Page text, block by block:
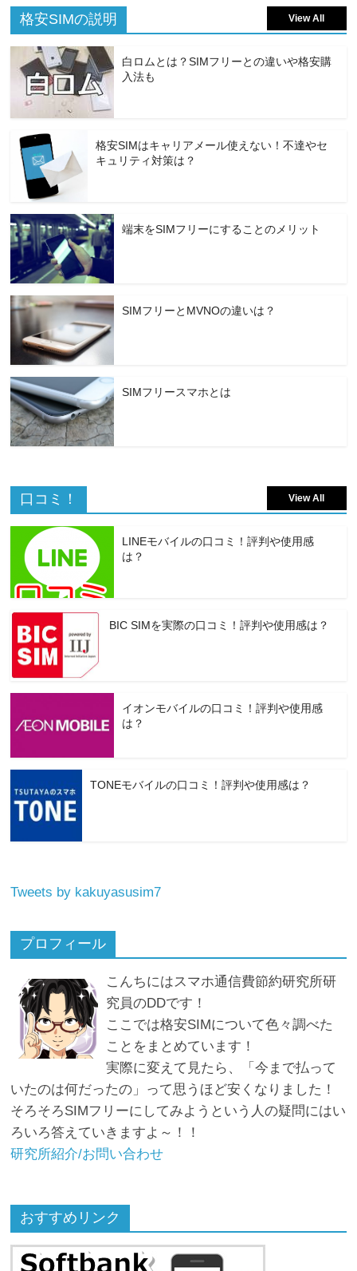
格安SIMの説明 View All
白ロムとは？SIMフリーとの違いや格安購
入法も
格安SIMはキャリアメール使えない！不達やセ
キュリティ対策は？
端末をSIMフリーにすることのメリット
SIMフリーとMVNOの違いは？
SIMフリースマホとは
口コミ！ View All
LINEモバイルの口コミ！評判や使用感
は？
BIC SIMを実際の口コミ！評判や使用感は？
イオンモバイルの口コミ！評判や使用感
は？
TONEモバイルの口コミ！評判や使用感は？
Tweets by kakuyasusim7
プロフィール
こんちにはスマホ通信費節約研究所研
究員のDDです！
ここでは格安SIMについて色々調べた
ことをまとめています！
実際に変えて見たら、「今まで払って
いたのは何だったの」って思うほど安くなりました！
そろそろSIMフリーにしてみようという人の疑問にはい
ろいろ答えていきますよ～！！
研究所紹介/お問い合わせ
おすすめリンク